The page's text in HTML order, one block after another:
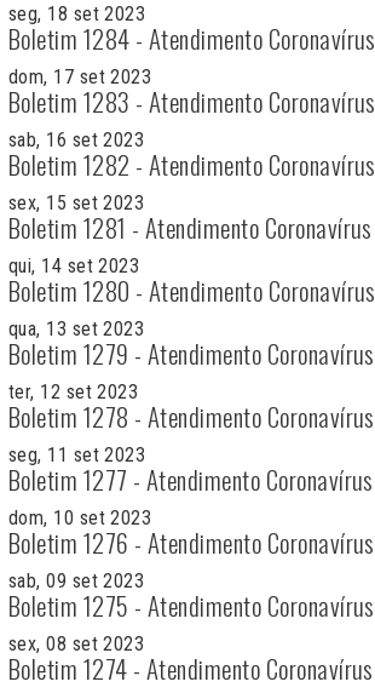
seg, 18 set 2023
Boletim 1284 - Atendimento Coronavírus
dom, 17 set 2023
Boletim 1283 - Atendimento Coronavírus
sab, 16 set 2023
Boletim 1282 - Atendimento Coronavírus
sex, 15 set 2023
Boletim 1281 - Atendimento Coronavírus
qui, 14 set 2023
Boletim 1280 - Atendimento Coronavírus
qua, 13 set 2023
Boletim 1279 - Atendimento Coronavírus
ter, 12 set 2023
Boletim 1278 - Atendimento Coronavírus
seg, 11 set 2023
Boletim 1277 - Atendimento Coronavírus
dom, 10 set 2023
Boletim 1276 - Atendimento Coronavírus
sab, 09 set 2023
Boletim 1275 - Atendimento Coronavírus
sex, 08 set 2023
Boletim 1274 - Atendimento Coronavírus